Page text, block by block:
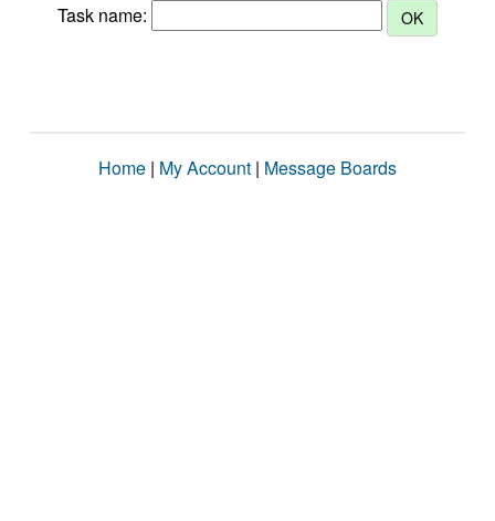
Task name:
Home | My Account | Message Boards